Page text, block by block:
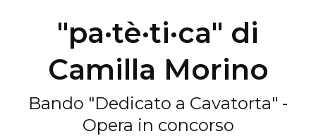
"pa·tè·ti·ca" di
Camilla Morino
Bando "Dedicato a Cavatorta" -
Opera in concorso